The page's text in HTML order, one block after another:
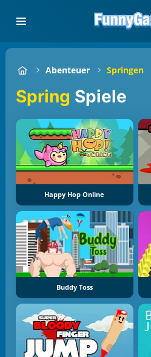
Abenteuer Springen
Spring Spiele
Happy Hop Online
Buddy Toss